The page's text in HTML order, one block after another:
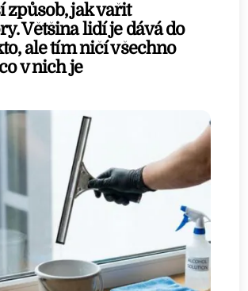
způsob, jak vařit
Většina lidí je dává do
ale tím ničí všechno
v nich je